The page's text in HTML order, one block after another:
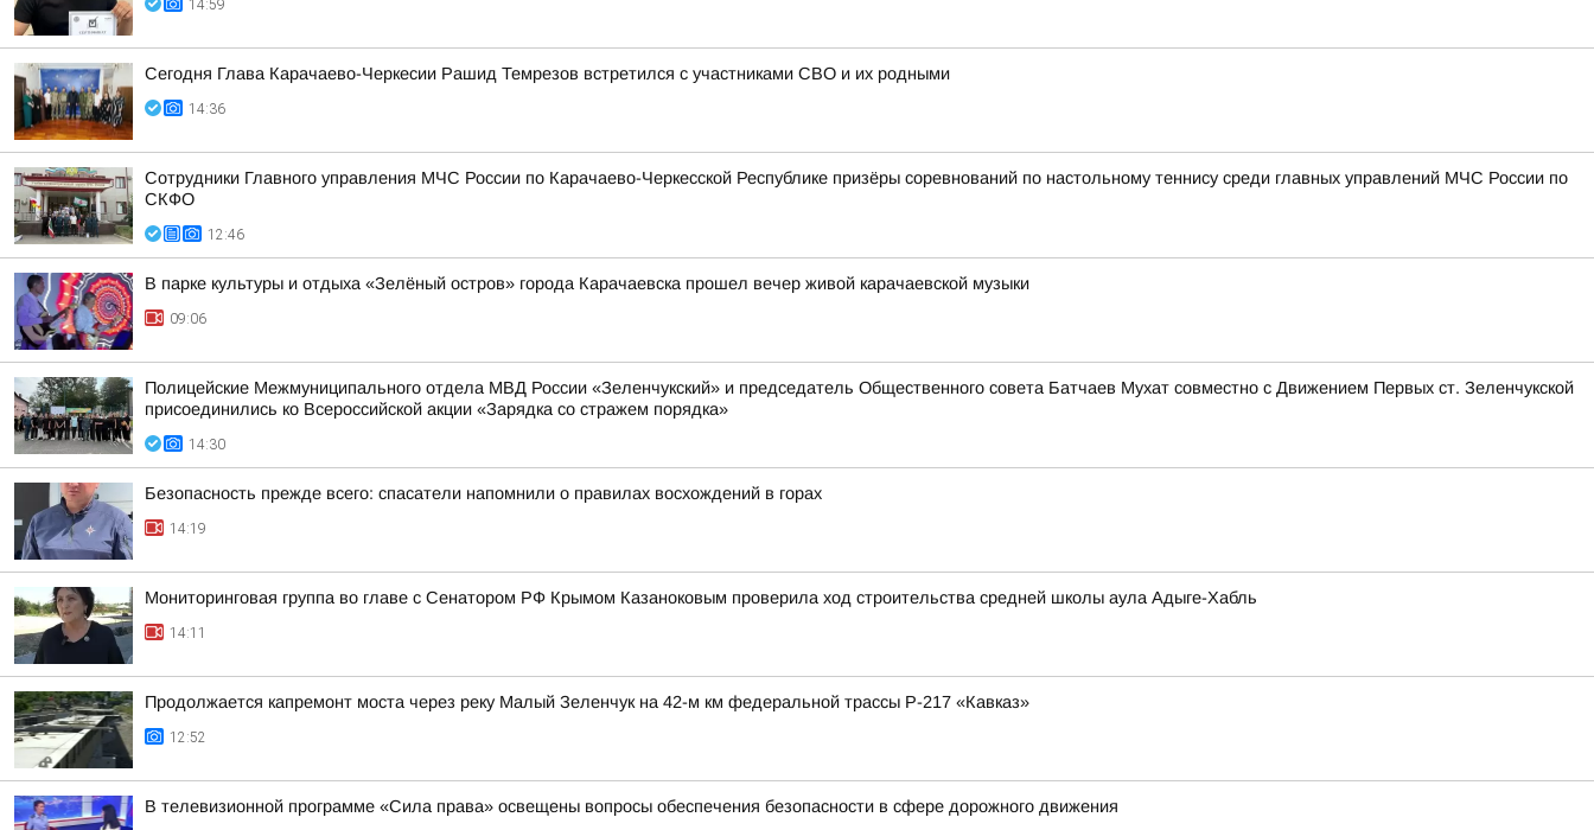
14:59
Сегодня Глава Карачаево-Черкесии Рашид Темрезов встретился с участниками СВО и их родными
14:36
Сотрудники Главного управления МЧС России по Карачаево-Черкесской Республике призёры соревнований по настольному теннису среди главных управлений МЧС России по
СКФО
12:46
В парке культуры и отдыха «Зелёный остров» города Карачаевска прошел вечер живой карачаевской музыки
09:06
Полицейские Межмуниципального отдела МВД России «Зеленчукский» и председатель Общественного совета Батчаев Мухат совместно с Движением Первых ст. Зеленчукской
присоединились ко Всероссийской акции «Зарядка со стражем порядка»
14:30
Безопасность прежде всего: спасатели напомнили о правилах восхождений в горах
14:19
Мониторинговая группа во главе с Сенатором РФ Крымом Казаноковым проверила ход строительства средней школы аула Адыге-Хабль
14:11
Продолжается капремонт моста через реку Малый Зеленчук на 42-м км федеральной трассы Р-217 «Кавказ»
12:52
В телевизионной программе «Сила права» освещены вопросы обеспечения безопасности в сфере дорожного движения